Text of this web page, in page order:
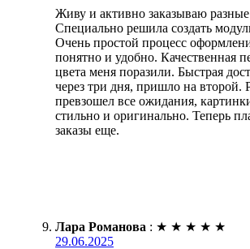
Живу и активно заказываю
Специально решила создать
Очень простой процесс
понятно и удобно. Качественная
цвета меня поразили. Быстрая
через три дня, пришло на второй.
превзошел все ожидания,
стильно и оригинально. Теперь
заказы еще.
Лара Романова : ★ ★ ★ ★ ★
29.06.2025